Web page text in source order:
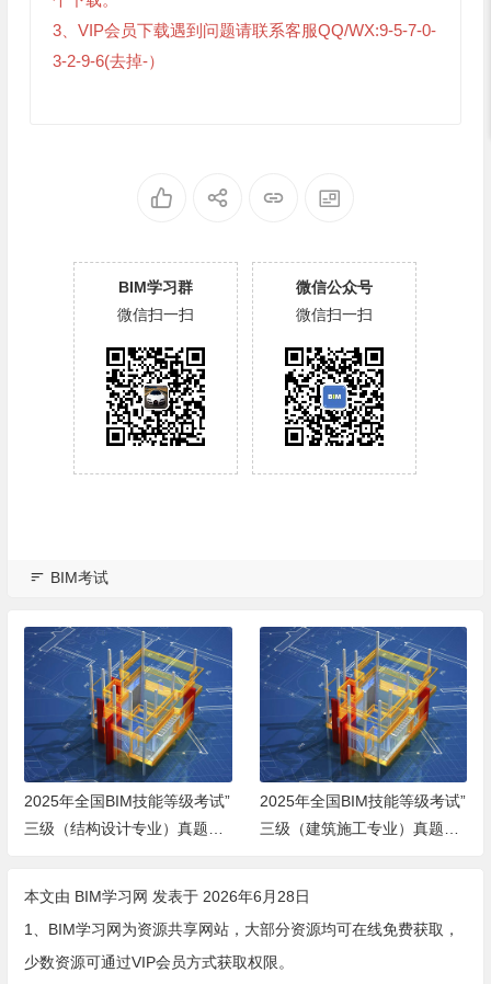
3、VIP会员下载遇到问题请联系客服QQ/WX:9-5-7-0-
3-2-9-6(去掉-）
BIM学习群
微信扫一扫
微信公众号
微信扫一扫
BIM考试
2025年全国BIM技能等级考试”
三级（结构设计专业）真题下
2025年全国BIM技能等级考试”
三级（建筑施工专业）真题下
本文由 BIM学习网 发表于 2026年6月28日
1、BIM学习网为资源共享网站，大部分资源均可在线免费获取，
少数资源可通过VIP会员方式获取权限。